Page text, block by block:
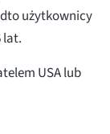
użytkownicy
lat.
USA lub